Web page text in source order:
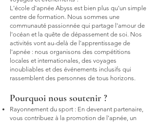
L'école d'apnée Abyss est bien plus qu'un simple
centre de formation. Nous sommes une
communauté passionnée qui partage l'amour de
l'océan et la quête de dépassement de soi. Nos
activités vont au-delà de l'apprentissage de
l'apnée : nous organisons des compétitions
locales et internationales, des voyages
inoubliables et des événements inclusifs qui
rassemblent des personnes de tous horizons.
Pourquoi nous soutenir ?
Rayonnement du sport : En devenant partenaire,
vous contribuez à la promotion de l'apnée, un